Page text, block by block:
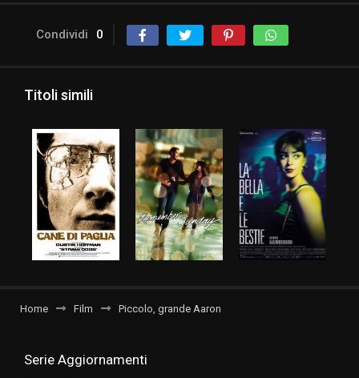
Condividi 0
Titoli simili
Home Film Piccolo, grande Aaron
Serie Aggiornamenti